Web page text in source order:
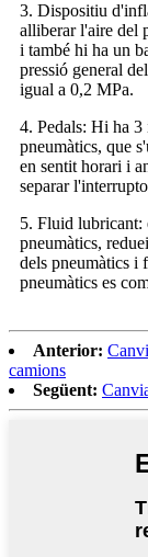
3. Dispositiu
alliberar l'aire del
i també hi ha un
pressió general
igual a 0,2 MPa.
4. Pedals: Hi ha 3
pneumàtics, que
en sentit horari i
separar
5. Fluid lubricant:
pneumàtics,
dels pneumàtics i
pneumàtics es
Anterior:
camions
Següent: